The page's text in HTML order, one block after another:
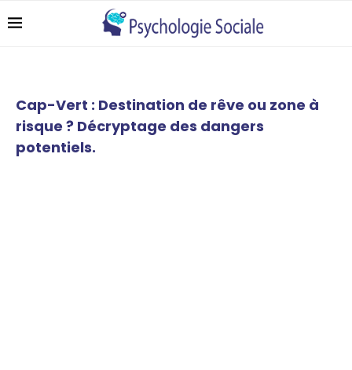
Cap-Vert : Destination de rêve ou zone à
risque ? Décryptage des dangers
potentiels.